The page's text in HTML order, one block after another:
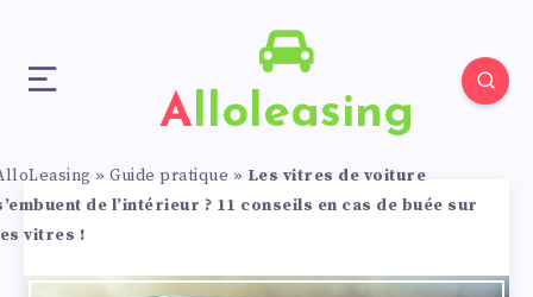
Alloleasing
» Guide pratique » Les vitres de voiture
de l’intérieur ? 11 conseils en cas de buée sur
vitres !